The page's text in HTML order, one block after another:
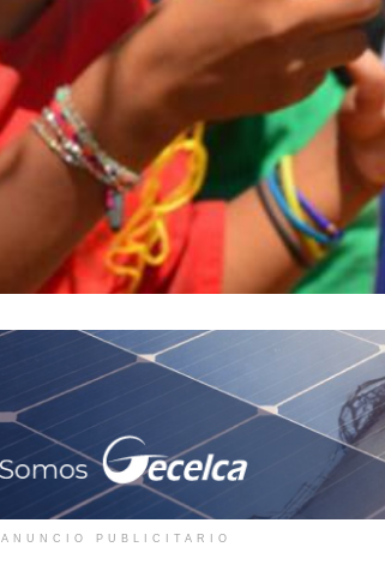
ANUNCIO PUBLICITARIO